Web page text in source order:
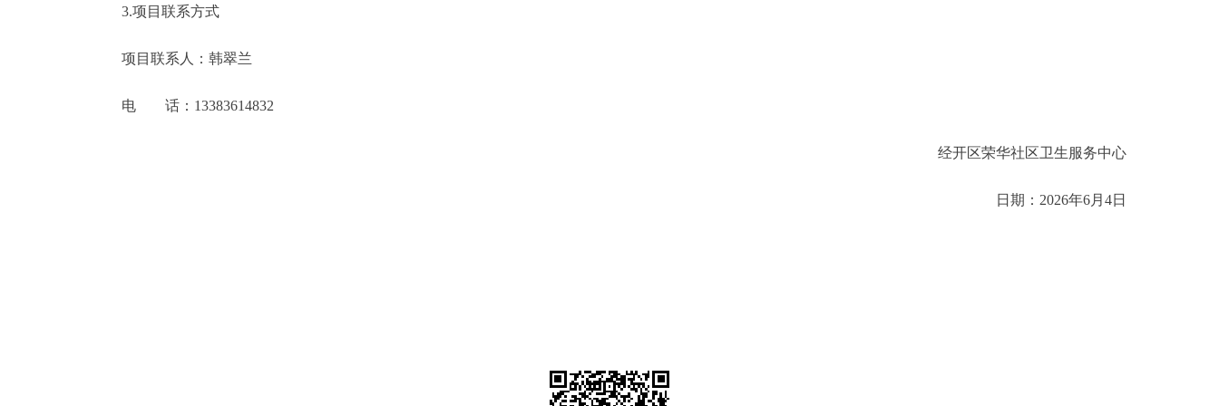
3.项目联系方式
项目联系人：韩翠兰
电 话：13383614832
经开区荣华社区卫生服务中心
日期：2026年6月4日